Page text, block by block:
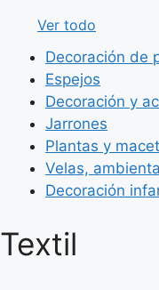
Ver todo
Decoración de
Espejos
Decoración y
Jarrones
Plantas y
Velas,
Decoración
Textil